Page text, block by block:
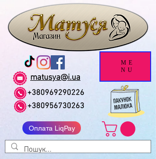
matusya@i.ua
+380969290226
+380956730263
Оплата LiqPay
ME
NU